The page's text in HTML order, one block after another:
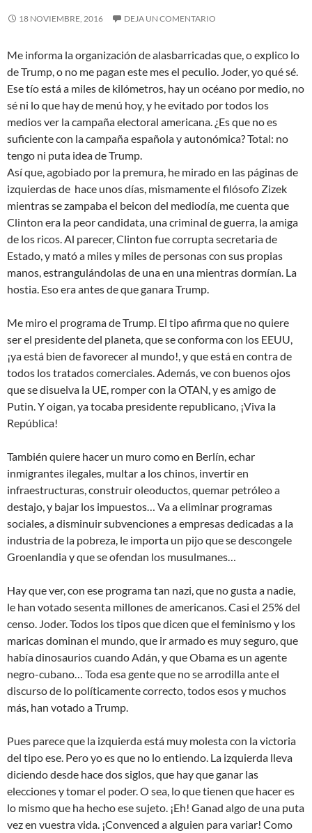
18 NOVIEMBRE, 2016 DEJA UN COMENTARIO
Me informa la organización de alasbarricadas que, o explico lo
de Trump, o no me pagan este mes el peculio. Joder, yo qué sé.
Ese tío está a miles de kilómetros, hay un océano por medio, no
sé ni lo que hay de menú hoy, y he evitado por todos los
medios ver la campaña electoral americana. ¿Es que no es
suficiente con la campaña española y autonómica? Total: no
tengo ni puta idea de Trump.
Así que, agobiado por la premura, he mirado en las páginas de
izquierdas de hace unos días, mismamente el filósofo Zizek
mientras se zampaba el beicon del mediodía, me cuenta que
Clinton era la peor candidata, una criminal de guerra, la amiga
de los ricos. Al parecer, Clinton fue corrupta secretaria de
Estado, y mató a miles y miles de personas con sus propias
manos, estrangulándolas de una en una mientras dormían. La
hostia. Eso era antes de que ganara Trump.
Me miro el programa de Trump. El tipo afirma que no quiere
ser el presidente del planeta, que se conforma con los EEUU,
¡ya está bien de favorecer al mundo!, y que está en contra de
todos los tratados comerciales. Además, ve con buenos ojos
que se disuelva la UE, romper con la OTAN, y es amigo de
Putin. Y oigan, ya tocaba presidente republicano, ¡Viva la
República!
También quiere hacer un muro como en Berlín, echar
inmigrantes ilegales, multar a los chinos, invertir en
infraestructuras, construir oleoductos, quemar petróleo a
destajo, y bajar los impuestos… Va a eliminar programas
sociales, a disminuir subvenciones a empresas dedicadas a la
industria de la pobreza, le importa un pijo que se descongele
Groenlandia y que se ofendan los musulmanes…
Hay que ver, con ese programa tan nazi, que no gusta a nadie,
le han votado sesenta millones de americanos. Casi el 25% del
censo. Joder. Todos los tipos que dicen que el feminismo y los
maricas dominan el mundo, que ir armado es muy seguro, que
había dinosaurios cuando Adán, y que Obama es un agente
negro-cubano… Toda esa gente que no se arrodilla ante el
discurso de lo políticamente correcto, todos esos y muchos
más, han votado a Trump.
Pues parece que la izquierda está muy molesta con la victoria
del tipo ese. Pero yo es que no lo entiendo. La izquierda lleva
diciendo desde hace dos siglos, que hay que ganar las
elecciones y tomar el poder. O sea, lo que tienen que hacer es
lo mismo que ha hecho ese sujeto. ¡Eh! Ganad algo de una puta
vez en vuestra vida. ¡Convenced a alguien para variar! Como